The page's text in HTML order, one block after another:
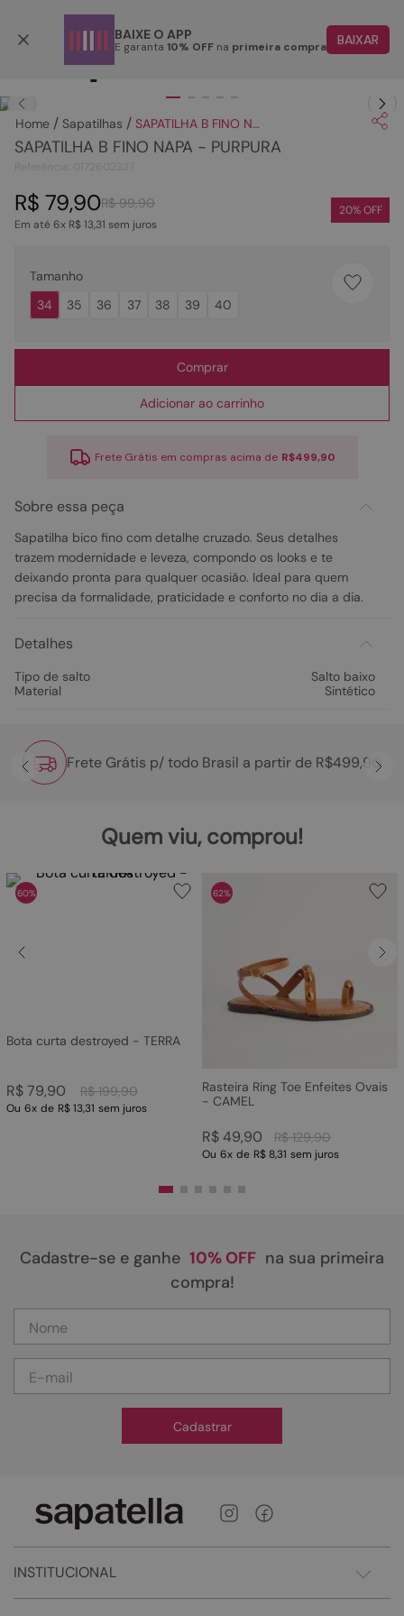
BAIXE O APP
E garanta 10% OFF na primeira compra BAIXAR
Sapatilhas SAPATILHA B FINO NAPA - PURPURA
SAPATILHA B FINO NAPA - PURPURA
R$ 99,90
R$ 79,90
Em até6x R$13,31 sem juros
20% OFF
Tamanho
34
35 36 37 38 39 40
Comprar
Adicionar ao carrinho
Frete Grátis em compras acima de R$499,90
Sobre essa peça
Sapatilha bico fino com detalhe cruzado. Seus detalhes
trazem modernidade e leveza, compondo os looks e te
deixando pronta para qualquer ocasião. Ideal para quem
precisa da formalidade, praticidade e conforto no dia a dia.
Detalhes
Tipo de salto
Salto baixo
Material
Sintético
Frete Grátis p/ todo Brasil a partir de R$499,90
Quem viu, comprou!
60%
Bota curta destroyed - TERRA
R$ 199,90
R$79,90
Ou 6x de R$ 13,31 sem juros
62%
Rasteira Ring Toe Enfeites Ovais
- CAMEL
R$ 129,90
R$49,90
Ou 6x de R$ 8,31 sem juros
Cadastre-se e ganhe 10% OFF na sua primeira
compra!
Cadastrar
INSTITUCIONAL
1
2º
rasteira
4º
sandalia
5º
bota
bolsa
sapatilha
9º
couro
10º rasteirinhas